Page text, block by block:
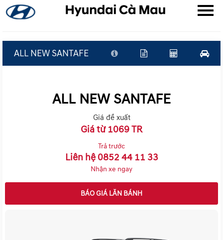
ALL NEW SANTAFE
ALL NEW SANTAFE
Giá đề xuất
Giá từ 1069 TR
Trả trước
Liên hệ 0852 44 11 33
Nhận xe ngay
BÁO GIÁ LĂN BÁNH